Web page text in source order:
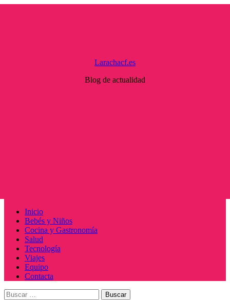
Larachacf.es
Blog de actualidad
Menú
principal
Inicio
Bebés y Niños
Cocina y Gastronomía
Salud
Tecnología
Viajes
Equipo
Contacta
Buscar: